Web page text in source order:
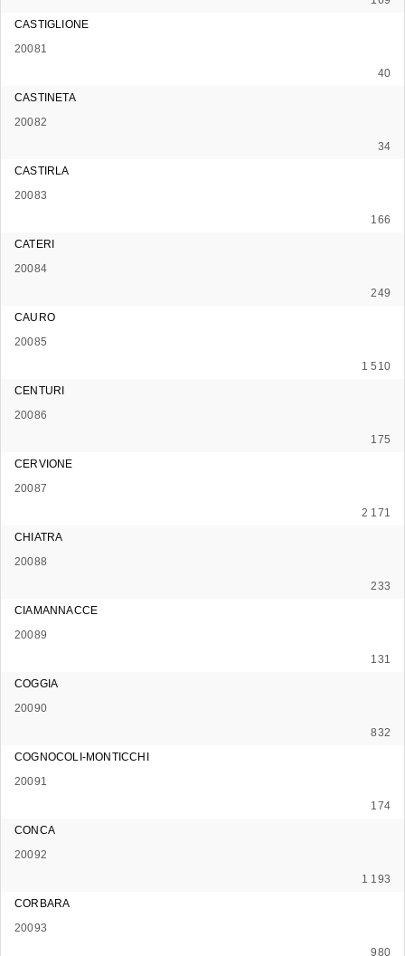
CASTIGLIONE
20081
40
CASTINETA
20082
34
CASTIRLA
20083
166
CATERI
20084
249
CAURO
20085
1 510
CENTURI
20086
175
CERVIONE
20087
2 171
CHIATRA
20088
233
CIAMANNACCE
20089
131
COGGIA
20090
832
COGNOCOLI-MONTICCHI
20091
174
CONCA
20092
1 193
CORBARA
20093
980